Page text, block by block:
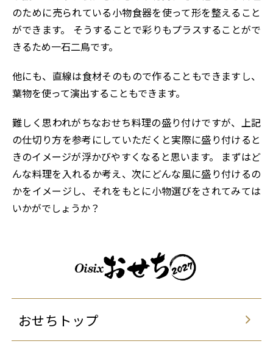
のために売られている小物食器を使って形を整えること
ができます。 そうすることで彩りもプラスすることがで
きるため一石二鳥です。
他にも、直線は食材そのもので作ることもできますし、
葉物を使って演出することもできます。
難しく思われがちなおせち料理の盛り付けですが、上記
の仕切り方を参考にしていただくと実際に盛り付けると
きのイメージが浮かびやすくなると思います。 まずはど
んな料理を入れるか考え、次にどんな風に盛り付けるの
かをイメージし、それをもとに小物選びをされてみては
いかがでしょうか？
おせちトップ